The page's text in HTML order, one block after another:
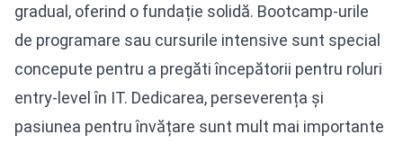
gradual, oferind o fundație solidă. Bootcamp-urile
de programare sau cursurile intensive sunt special
concepute pentru a pregăti începătorii pentru roluri
entry-level în IT. Dedicarea, perseverența și
pasiunea pentru învățare sunt mult mai importante